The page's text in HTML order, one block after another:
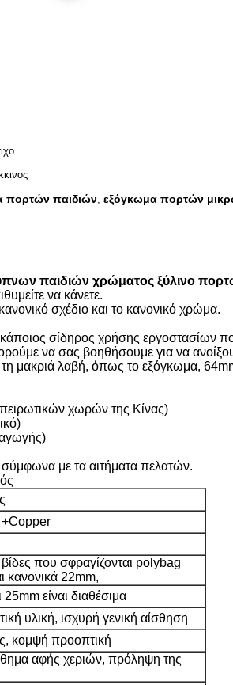
πορτών παιδιών, εξόγκωμα πορτών
παιδιών χρώματος ξύλινο
να κάνετε.
σχέδιο και το κανονικό χρώμα.
σίδηρος χρήσης εργοστασίων
να σας βοηθήσουμε για να
μακριά λαβή, όπως το εξόγκωμα,
χωρών της Κίνας)
σύμφωνα με τα αιτήματα πελατών.
+Copper
που σφραγίζονται polybag
κανονικά 22mm,
είναι διαθέσιμα
υλική, ισχυρή γενική αίσθηση
κομψή προοπτική
αφής χεριών, πρόληψη της